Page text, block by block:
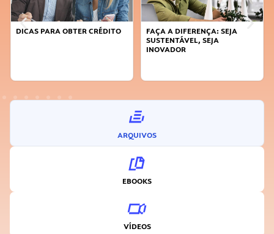
DICAS PARA OBTER CRÉDITO
FAÇA A DIFERENÇA: SEJA
SUSTENTÁVEL, SEJA
INOVADOR
ARQUIVOS
EBOOKS
VÍDEOS